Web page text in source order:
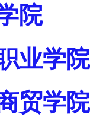
院
业学院
贸学院